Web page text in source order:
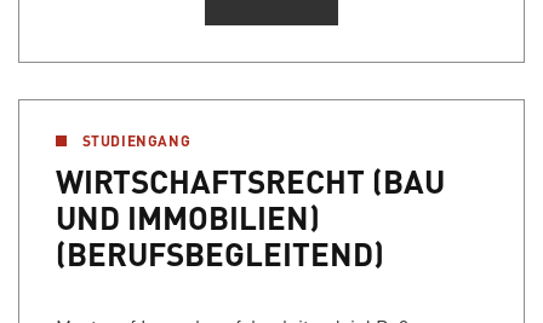
STUDIENGANG
WIRTSCHAFTSRECHT (BAU
UND IMMOBILIEN)
(BERUFSBEGLEITEND)